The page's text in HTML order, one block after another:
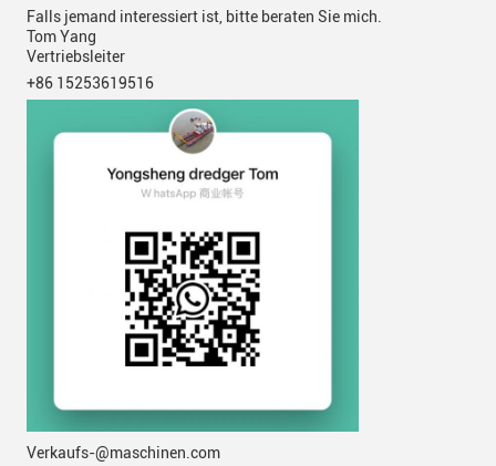
Falls jemand interessiert ist, bitte beraten Sie mich.
Tom Yang
Vertriebsleiter
+86 15253619516
Verkaufs-@maschinen.com